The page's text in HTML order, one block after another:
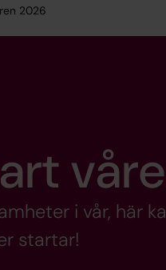
2026
i vår, här
startar!